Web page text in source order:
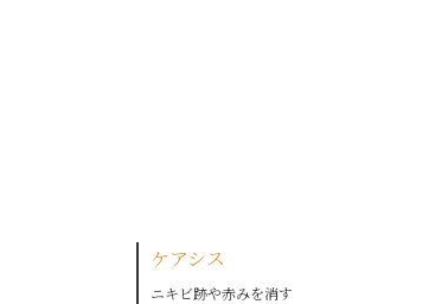
ケアシス
ニキビ跡や赤みを消す